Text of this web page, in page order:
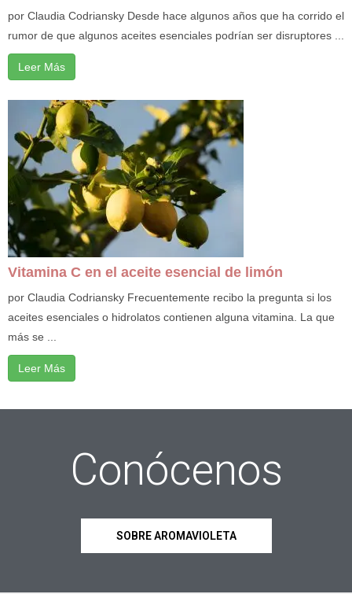
por Claudia Codriansky Desde hace algunos años que ha corrido el
rumor de que algunos aceites esenciales podrían ser disruptores ...
Leer Más
Vitamina C en el aceite esencial de limón
por Claudia Codriansky Frecuentemente recibo la pregunta si los
aceites esenciales o hidrolatos contienen alguna vitamina. La que
más se ...
Leer Más
Conócenos
SOBRE AROMAVIOLETA